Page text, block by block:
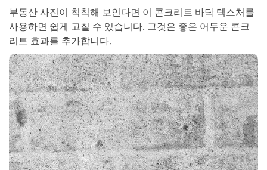
부동산 사진이 칙칙해 보인다면 이 콘크리트 바닥 텍스처를
사용하면 쉽게 고칠 수 있습니다. 그것은 좋은 어두운 콘크
리트 효과를 추가합니다.